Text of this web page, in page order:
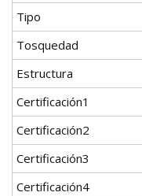
Tipo
Tosquedad
Estructura
Certificación1
Certificación2
Certificación3
Certificación4